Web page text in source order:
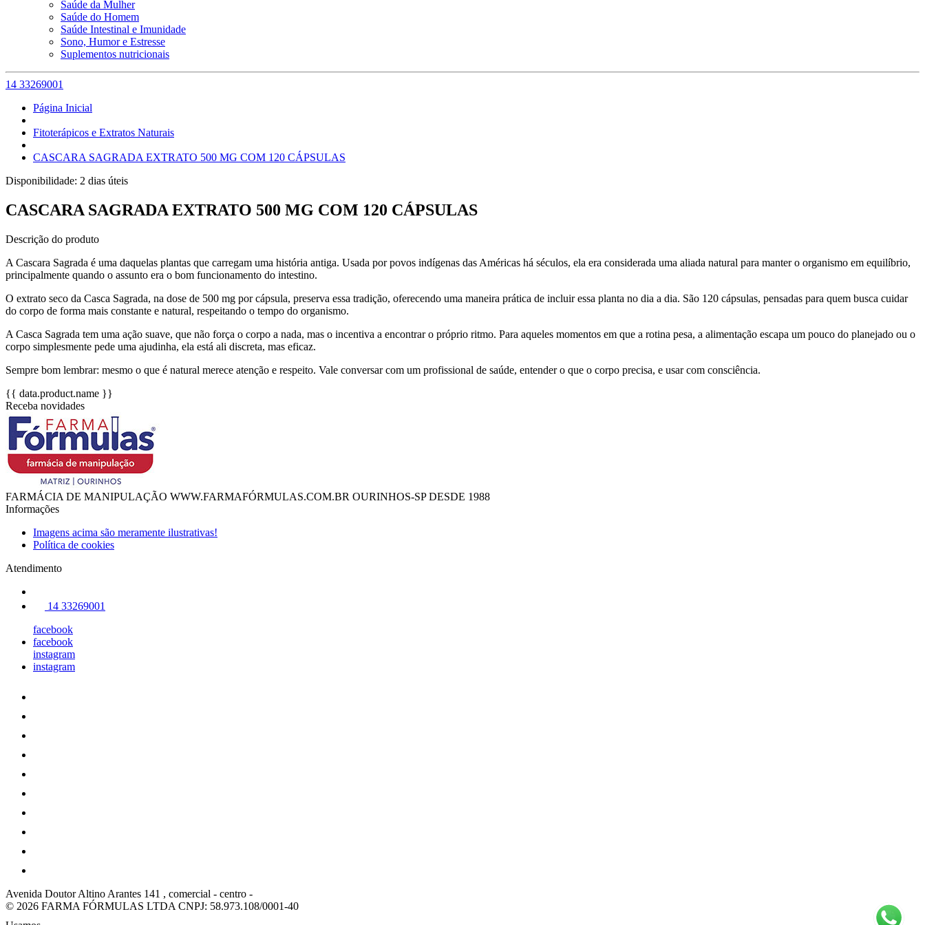
Saúde da Mulher
Saúde do Homem
Saúde Intestinal e Imunidade
Sono, Humor e Estresse
Suplementos nutricionais
14 33269001
Página Inicial
Fitoterápicos e Extratos Naturais
CASCARA SAGRADA EXTRATO 500 MG COM 120 CÁPSULAS
Disponibilidade: 2 dias úteis
CASCARA SAGRADA EXTRATO 500 MG COM 120 CÁPSULAS
Descrição do produto
A Cascara Sagrada é uma daquelas plantas que carregam uma história antiga. Usada por povos indígenas das Américas há séculos, ela era considerada uma aliada natural para manter o organismo em equilíbrio,
principalmente quando o assunto era o bom funcionamento do intestino.
O extrato seco da Casca Sagrada, na dose de 500 mg por cápsula, preserva essa tradição, oferecendo uma maneira prática de incluir essa planta no dia a dia. São 120 cápsulas, pensadas para quem busca cuidar
do corpo de forma mais constante e natural, respeitando o tempo do organismo.
A Casca Sagrada tem uma ação suave, que não força o corpo a nada, mas o incentiva a encontrar o próprio ritmo. Para aqueles momentos em que a rotina pesa, a alimentação escapa um pouco do planejado ou o
corpo simplesmente pede uma ajudinha, ela está ali discreta, mas eficaz.
Sempre bom lembrar: mesmo o que é natural merece atenção e respeito. Vale conversar com um profissional de saúde, entender o que o corpo precisa, e usar com consciência.
{{ data.product.name }}
Receba novidades
FARMÁCIA DE MANIPULAÇÃO WWW.FARMAFÓRMULAS.COM.BR OURINHOS-SP DESDE 1988
Informações
Imagens acima são meramente ilustrativas!
Política de cookies
Atendimento
14 33269001
facebook
facebook
instagram
instagram
Avenida Doutor Altino Arantes 141 , comercial - centro -
© 2026 FARMA FÓRMULAS LTDA CNPJ: 58.973.108/0001-40